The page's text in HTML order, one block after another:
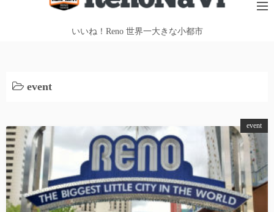
いいね！Reno 世界一大きな小都市
event
event